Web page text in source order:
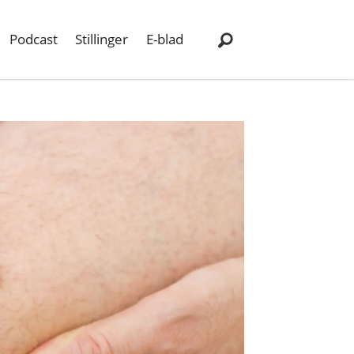
Podcast Stillinger E-blad